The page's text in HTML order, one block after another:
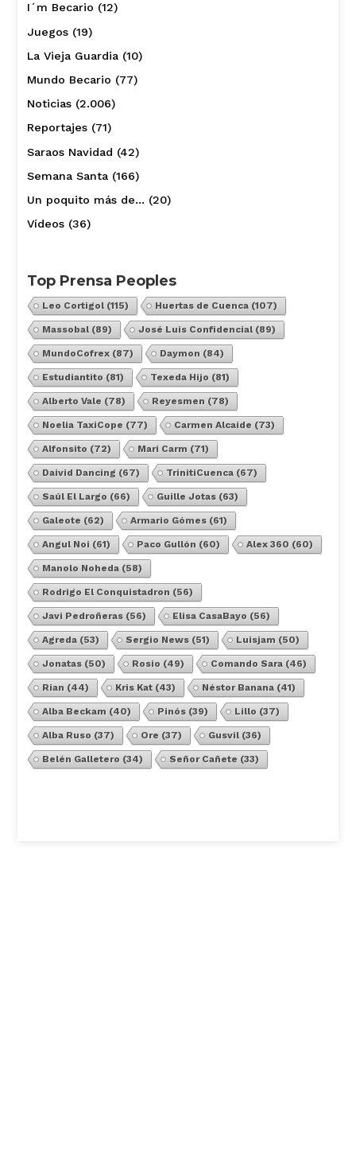
I´m Becario (12)
Juegos(19)
La Vieja Guardia(10)
Mundo Becario (77)
Noticias(2.006)
Reportajes(71)
Saraos Navidad (42)
Semana Santa(166)
Un poquito más de… (20)
Vídeos(36)
Top Prensa Peoples
Leo Cortigol(115) Huertas de Cuenca(107)
Massobal(89) José Luis Confidencial(89)
MundoCofrex(87) Daymon (84)
Estudiantito (81) Texeda Hijo (81)
Alberto Vale (78) Reyesmen (78)
Noelia TaxiCope (77) Carmen Alcaide (73)
Alfonsito (72) Mari Carm (71)
Daivid Dancing (67) TrinitiCuenca(67)
Saúl El Largo (66) Guille Jotas(63)
Galeote (62) Armario Gómes(61)
Angul Noi (61) Paco Gullón (60) Alex 360 (60)
Manolo Noheda(58)
Rodrigo El Conquistadron (56)
Javi Pedroñeras(56) Elisa CasaBayo (56)
Agreda(53) Sergio News(51) Luisjam (50)
Jonatas(50) Rosio (49) Comando Sara(46)
Rian (44) Kris Kat(43) Néstor Banana(41)
Alba Beckam (40) Pinós(39) Lillo (37)
Alba Ruso (37) Ore (37) Gusvil(36)
Belén Galletero (34) Señor Cañete (33)